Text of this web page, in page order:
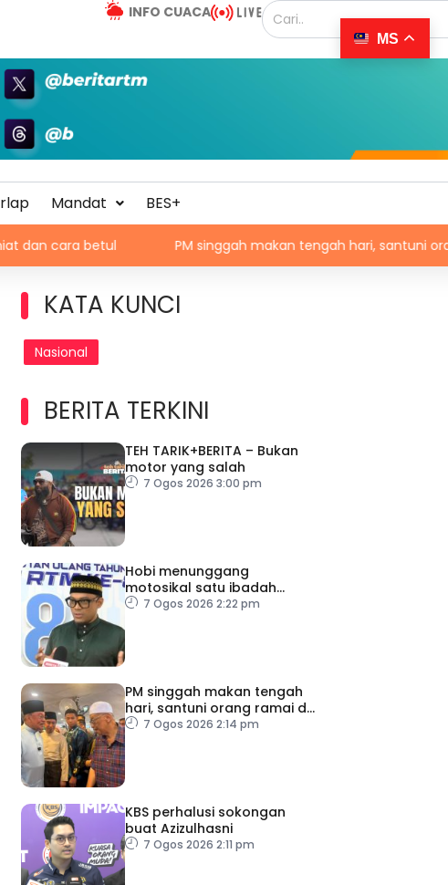
INFO CUACA
Mandat BES+
PM singgah makan tengah hari, santuni orang ramai di
KATA KUNCI
Nasional
BERITA TERKINI
TEH TARIK+BERITA – Bukan
motor yang salah
7 Ogos 2026 3:00 pm
Hobi menunggang
motosikal satu ibadah
sekiranya dilakukan dengan
7 Ogos 2026 2:22 pm
PM singgah makan tengah
hari, santuni orang ramai di
Alor Gajah
7 Ogos 2026 2:14 pm
KBS perhalusi sokongan
buat Azizulhasni
7 Ogos 2026 2:11 pm
MS